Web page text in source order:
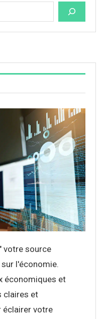
votre source
l'économie.
économiques et
claires et
éclairer votre